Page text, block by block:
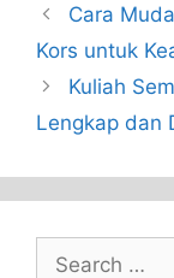
Cara
Kors untuk
Kuliah
Lengkap dan
Search